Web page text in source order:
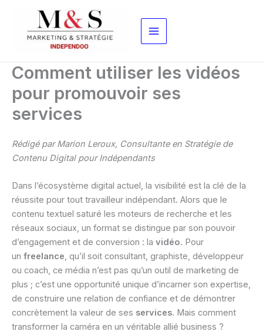
contenu
Comment utiliser les vidéos
pour promouvoir ses
services
Rédigé par Marion Leroux, Consultante en Stratégie de
Contenu Digital pour Indépendants
Dans l’écosystème digital actuel, la visibilité est la clé de la
réussite pour tout travailleur indépendant. Alors que le
contenu textuel saturé les moteurs de recherche et les
réseaux sociaux, un format se distingue par son pouvoir
d’engagement et de conversion : la vidéo. Pour
un freelance, qu’il soit consultant, graphiste, développeur
ou coach, ce média n’est pas qu’un outil de marketing de
plus ; c’est une opportunité unique d’incarner son expertise,
de construire une relation de confiance et de démontrer
concrètement la valeur de ses services. Mais comment
transformer la caméra en un véritable allié business ?